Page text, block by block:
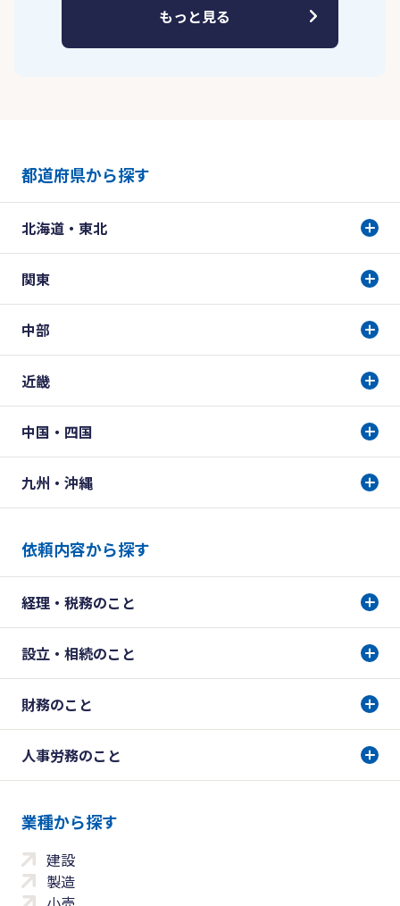
もっと見る
都道府県から探す
北海道・東北
関東
中部
近畿
中国・四国
九州・沖縄
依頼内容から探す
経理・税務のこと
設立・相続のこと
財務のこと
人事労務のこと
業種から探す
建設
製造